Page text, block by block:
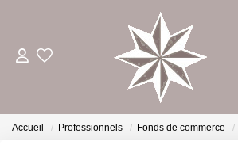
ACHETER
ESTIMER
Accueil Professionnels Fonds de commerce